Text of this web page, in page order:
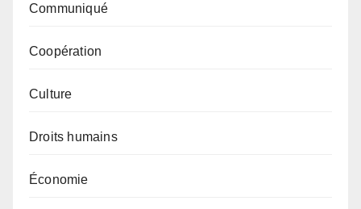
Communiqué
Coopération
Culture
Droits humains
Économie